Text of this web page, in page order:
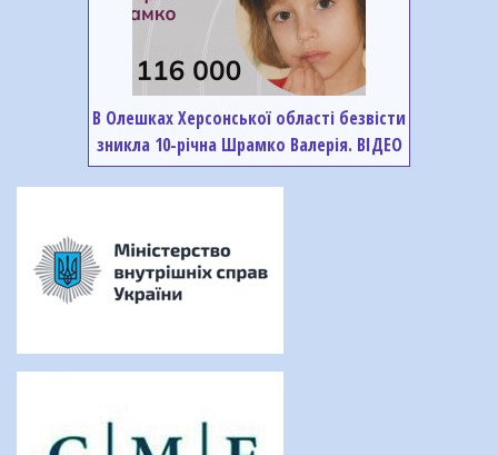
В Олешках Херсонської області безвісти
зникла 10-річна Шрамко Валерія. ВІДЕО